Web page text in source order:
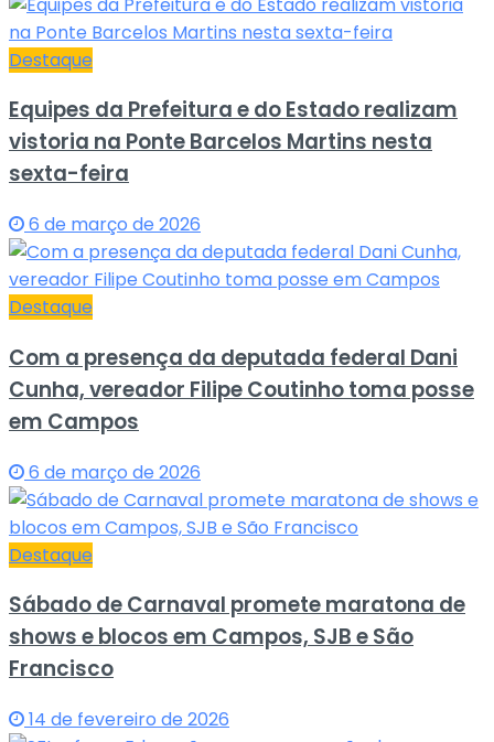
Destaque
Equipes da Prefeitura e do Estado realizam
vistoria na Ponte Barcelos Martins nesta
sexta-feira
6 de março de 2026
Destaque
Com a presença da deputada federal Dani
Cunha, vereador Filipe Coutinho toma posse
em Campos
6 de março de 2026
Destaque
Sábado de Carnaval promete maratona de
shows e blocos em Campos, SJB e São
Francisco
14 de fevereiro de 2026